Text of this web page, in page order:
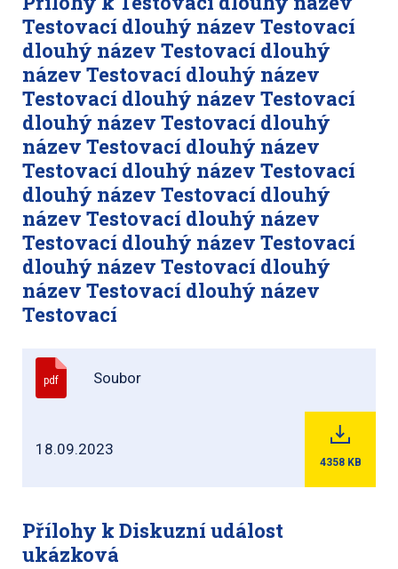
Testovací dlouhý název Testovací
dlouhý název Testovací dlouhý
název Testovací dlouhý název
Testovací dlouhý název Testovací
dlouhý název Testovací dlouhý
název Testovací dlouhý název
Testovací dlouhý název Testovací
dlouhý název Testovací dlouhý
název Testovací dlouhý název
Testovací dlouhý název Testovací
dlouhý název Testovací dlouhý
název Testovací dlouhý název
Testovací
pdf Soubor
18.09.2023
4358 KB
Přílohy k Diskuzní událost
ukázková